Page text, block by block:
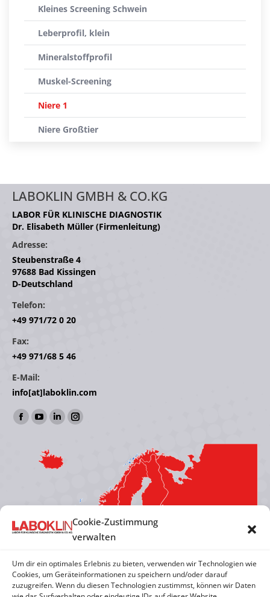
Cookie-Zustimmung
verwalten
Um dir ein optimales Erlebnis zu bieten, verwenden wir Technologien wie
Cookies, um Geräteinformationen zu speichern und/oder darauf
zuzugreifen. Wenn du diesen Technologien zustimmst, können wir Daten
Kleines Screening Schwein
Leberprofil, klein
Mineralstoffprofil
Muskel-Screening
Niere 1
Niere Großtier
LABOKLIN GMBH & CO.KG
LABOR FÜR KLINISCHE DIAGNOSTIK
Dr. Elisabeth Müller (Firmenleitung)
Adresse:
Steubenstraße 4
97688 Bad Kissingen
D-Deutschland
Telefon:
+49 971/72 0 20
Fax:
+49 971/68 5 46
E-Mail:
info[at]laboklin.com
Find us on:
Facebook
opens
YouTube
opens
in
Linkedin
opens
in
window
Instagram
window